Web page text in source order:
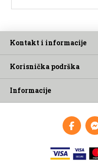
Kontakt i informacije
Korisnička podrška
Informacije